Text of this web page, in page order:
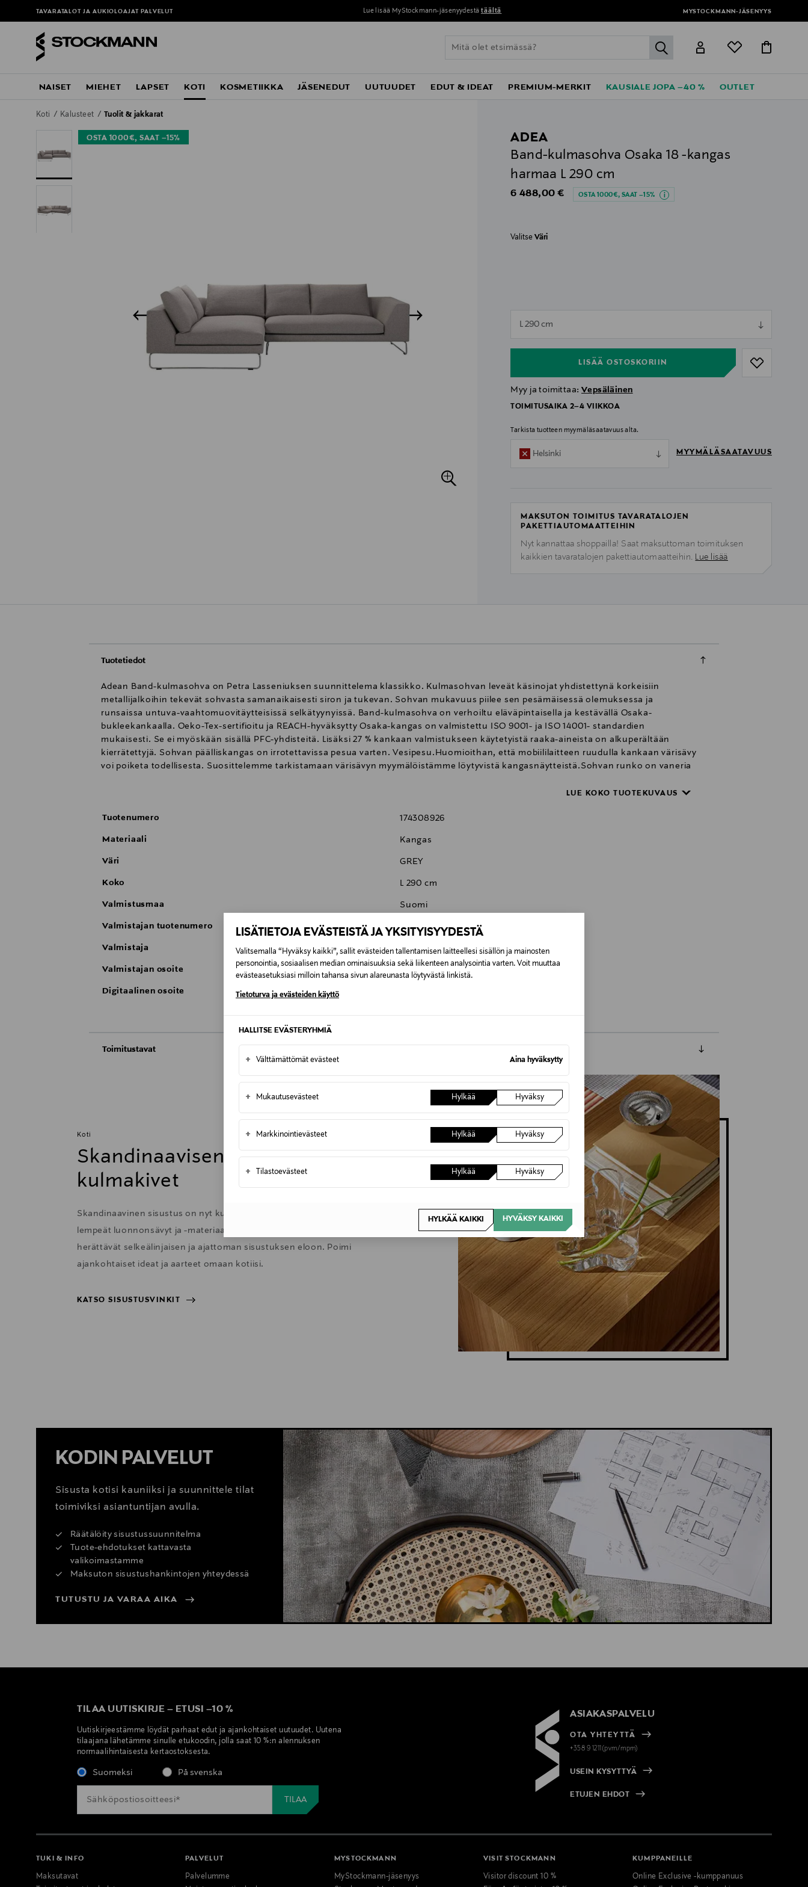
LISÄTIETOJA EVÄSTEISTÄ JA YKSITYISYYDESTÄ
Valitsemalla “Hyväksy kaikki”, sallit evästeiden tallentamisen laitteellesi sisällön ja mainosten
personointia, sosiaalisen median ominaisuuksia sekä liikenteen analysointia varten. Voit muuttaa
evästeasetuksiasi milloin tahansa sivun alareunasta löytyvästä linkistä.
Tietoturva ja evästeiden käyttö
HALLITSE EVÄSTERYHMIÄ
+ Välttämättömät evästeet Aina hyväksytty
+ Mukautusevästeet Hylkää Hyväksy
+ Markkinointievästeet Hylkää Hyväksy
+ Tilastoevästeet Hylkää Hyväksy
HYLKÄÄ KAIKKI HYVÄKSY KAIKKI
TAVARATALOT JA AUKIOLOAJAT PALVELUT Lue lisää MyStockmann-jäsenyydestä täältä MYSTOCKMANN-JÄSENYYS
label.header.go
NAISET MIEHET LAPSET KOTI KOSMETIIKKA JÄSENEDUT UUTUUDET EDUT & IDEAT PREMIUM-MERKIT KAUSIALE JOPA –40 % OUTLET
Koti Kalusteet Tuolit & jakkarat
OSTA 1000€, SAAT –15%
ADEA
Band-kulmasohva Osaka 18 -kangas
harmaa L 290 cm
Original Price
6 488,00 € OSTA 1000€, SAAT –15%
ValitseVäri
L 290 cm
LISÄÄ OSTOSKORIIN
null
Myy ja toimittaa: Vepsäläinen
TOIMITUSAIKA 2–4 VIIKKOA
Tarkista tuotteen myymäläsaatavuus alta.
Helsinki MYYMÄLÄSAATAVUUS
MAKSUTON TOIMITUS TAVARATALOJEN
PAKETTIAUTOMAATTEIHIN
Nyt kannattaa shoppailla! Saat maksuttoman toimituksen
kaikkien tavaratalojen pakettiautomaatteihin. Lue lisää
Tuotetiedot
Adean Band-kulmasohva on Petra Lasseniuksen suunnittelema klassikko. Kulmasohvan leveät käsinojat yhdistettynä korkeisiin
metallijalkoihin tekevät sohvasta samanaikaisesti siron ja tukevan. Sohvan mukavuus piilee sen pesämäisessä olemuksessa ja
runsaissa untuva-vaahtomuovitäytteisissä selkätyynyissä. Band-kulmasohva on verhoiltu eläväpintaisella ja kestävällä Osaka-
bukleekankaalla. Oeko-Tex-sertifioitu ja REACH-hyväksytty Osaka-kangas on valmistettu ISO 9001- ja ISO 14001- standardien
mukaisesti. Se ei myöskään sisällä PFC-yhdisteitä. Lisäksi 27 % kankaan valmistukseen käytetyistä raaka-aineista on alkuperältään
kierrätettyjä. Sohvan päälliskangas on irrotettavissa pesua varten. Vesipesu.Huomioithan, että mobiililaitteen ruudulla kankaan värisävy
voi poiketa todellisesta. Suosittelemme tarkistamaan värisävyn myymälöistämme löytyvistä kangasnäytteistä.Sohvan runko on vaneria
LUE KOKO TUOTEKUVAUS
Tuotenumero 174308926
Materiaali Kangas
Väri GREY
Koko L 290 cm
Valmistusmaa Suomi
Valmistajan tuotenumero VP0444004222
Valmistaja ADEA OY
Valmistajan osoite Lellavantie 12, 61800 Kauhajoki, Finland
Digitaalinen osoite
Toimitustavat
Koti
Skandinaavisen sisustuksen
kulmakivet
Skandinaavinen sisustus on nyt kutsuva ja kodikas. Pehmeät muodot,
lempeät luonnonsävyt ja -materiaalit sekä harkiten valitut designaarteet
herättävät selkeälinjaisen ja ajattoman sisustuksen eloon. Poimi
ajankohtaiset ideat ja aarteet omaan kotiisi.
KATSO SISUSTUSVINKIT
Inspiroidu
KODIN PALVELUT
Sisusta kotisi kauniiksi ja suunnittele tilat
toimiviksi asiantuntijan avulla.
Räätälöity sisustussuunnitelma
Tuote-ehdotukset kattavasta
valikoimastamme
Maksuton sisustushankintojen yhteydessä
TUTUSTU JA VARAA AIKA
TILAA UUTISKIRJE – ETUSI –10 %
Uutiskirjeestämme löydät parhaat edut ja ajankohtaiset uutuudet. Uutena
tilaajana lähetämme sinulle etukoodin, jolla saat 10 %:n alennuksen
normaalihintaisesta kertaostoksesta.
Suomeksi På svenska
ASIAKASPALVELU
OTA YHTEYTTÄ
+358 9 1211(pvm/mpm)
USEIN KYSYTTYÄ
ETUJEN EHDOT
TUKI & INFO
Maksutavat
PALVELUT
Palvelumme
MYSTOCKMANN
MyStockmann-jäsenyys
VISIT STOCKMANN
Visitor discount 10 %
KUMPPANEILLE
Online Exclusive -kumppanuus